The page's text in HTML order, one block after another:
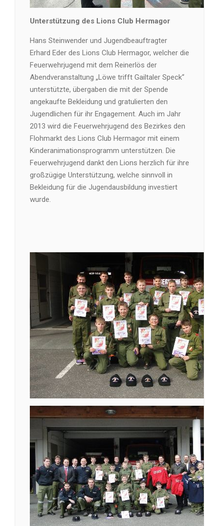
Unterstützung des Lions Club Hermagor
Hans Steinwender und Jugendbeauftragter
Erhard Eder des Lions Club Hermagor, welcher die
Feuerwehrjugend mit dem Reinerlös der
Abendveranstaltung „Löwe trifft Gailtaler Speck“
unterstützte, übergaben die mit der Spende
angekaufte Bekleidung und gratulierten den
Jugendlichen für ihr Engagement. Auch im Jahr
2013 wird die Feuerwehrjugend des Bezirkes den
Flohmarkt des Lions Club Hermagor mit einem
Kinderanimationsprogramm unterstützen. Die
Feuerwehrjugend dankt den Lions herzlich für ihre
großzügige Unterstützung, welche sinnvoll in
Bekleidung für die Jugendausbildung investiert
wurde.